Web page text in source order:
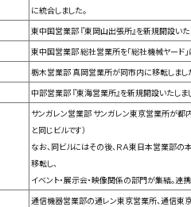
に統合しました。
東中国営業部 『東岡山出張所』を新規開設いた
東中国営業部 総社営業所を「総社機械ヤード」
栃木営業部 真岡営業所が同市内に移転しまし
中部営業部 『東海営業所』を新規開設いたしま
サンガレン営業部 サンガレン東京営業所が都
と同じビルです）
なお、同ビルにはその後、ＲＡ東日本営業部の本
移転し、
イベント・展示会・映像関係の部門が集結。連携
通信機器営業部の通レン東京営業所、通信東